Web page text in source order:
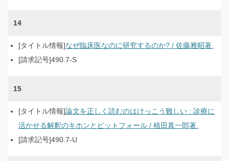
14
なぜ臨床医なのに研究するのか? / 佐藤雅昭著.
490.7-S
15
論文を正しく読むのはけっこう難しい : 診療に
活かせる解釈のキホンとピットフォール / 植田真一郎著.
490.7-U